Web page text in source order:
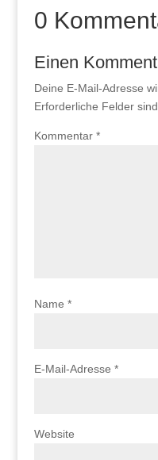
0
Einen
Deine E-Mail-Adresse
Erforderliche Felder
Kommentar *
Name *
E-Mail-Adresse *
Website